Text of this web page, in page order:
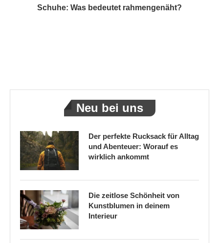
Schuhe: Was bedeutet rahmengenäht?
Neu bei uns
Der perfekte Rucksack für Alltag
und Abenteuer: Worauf es
wirklich ankommt
Die zeitlose Schönheit von
Kunstblumen in deinem
Interieur